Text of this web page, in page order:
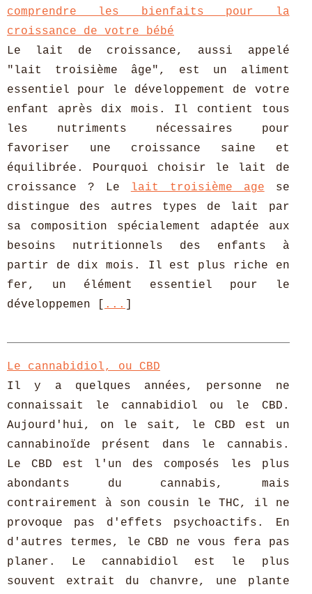
comprendre les bienfaits pour la
croissance de votre bébé
Le lait de croissance, aussi appelé
"lait troisième âge", est un aliment
essentiel pour le développement de votre
enfant après dix mois. Il contient tous
les nutriments nécessaires pour
favoriser une croissance saine et
équilibrée. Pourquoi choisir le lait de
croissance ? Le
lait troisième age se
distingue des autres types de lait par
sa composition spécialement adaptée aux
besoins nutritionnels des enfants à
partir de dix mois. Il est plus riche en
fer, un élément essentiel pour le
développemen [
...
Le cannabidiol, ou CBD
Il y a quelques années, personne ne
connaissait le cannabidiol ou le CBD.
Aujourd'hui, on le sait, le CBD est un
cannabinoïde présent dans le cannabis.
Le CBD est l'un des composés les plus
abondants du cannabis, mais
contrairement à son cousin le THC, il ne
provoque pas d'effets psychoactifs. En
d'autres termes, le CBD ne vous fera pas
planer. Le cannabidiol est le plus
souvent extrait du chanvre, une plante